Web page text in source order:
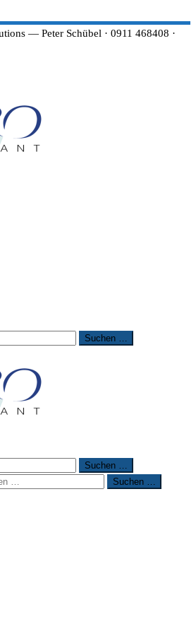
— Peter Schübel · 0911 468408 ·
Suchen …
Suchen …
Suchen …